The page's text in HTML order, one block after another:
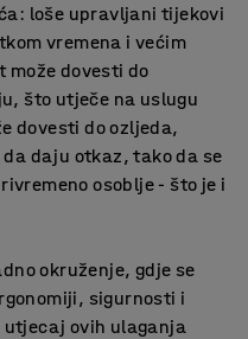
loše upravljani tijekovi
vremena i većim
može dovesti do
što utječe na uslugu
dovesti do ozljeda,
daju otkaz, tako da se
osoblje - što je i
okruženje, gdje se
sigurnosti i
ovih ulaganja